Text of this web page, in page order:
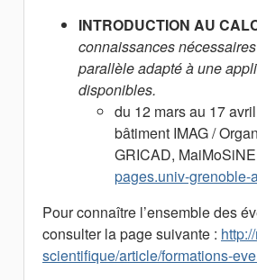
INTRODUCTION AU
connaissances
parallèle adapté à une
disponibles.
du 12 mars au 17
bâtiment IMAG /
GRICAD,
pages.univ-
Pour connaître l’ensemble des
consulter la page suivante :
scientifique/article/formations-